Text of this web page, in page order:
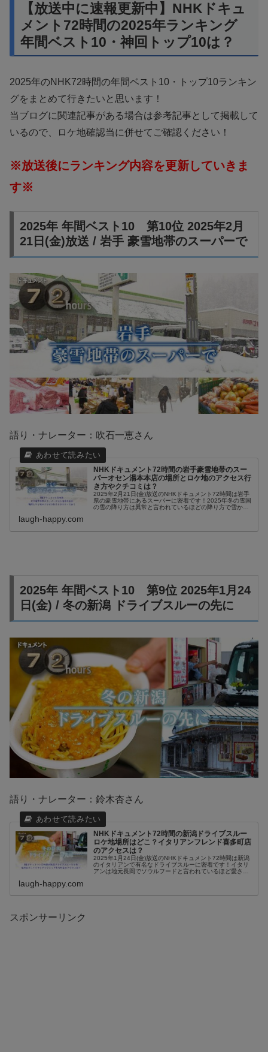
【放送中に速報更新中】NHKドキュ
メント72時間の2025年ランキング
年間ベスト10・神回トップ10は？
2025年のNHK72時間の年間ベスト10・トップ10ランキン
グをまとめて行きたいと思います！
当ブログに関連記事がある場合は参考記事として掲載して
いるので、ロケ地確認当に併せてご確認ください！
※放送後にランキング内容を更新していきま
す※
2025年 年間ベスト10 第10位 2025年2月
21日(金)放送 / 岩手 豪雪地帯のスーパーで
語り・ナレーター：吹石一恵さん
NHKドキュメント72時間の岩手豪雪地帯のスー
パーオセン湯本本店の場所とロケ地のアクセス行
き方やクチコミは？
2025年2月21日(金)放送のNHKドキュメント72時間は岩手
県の豪雪地帯にあるスーパーに密着です！2025年冬の雪国
の雪の降り方は異常と言われているほどの降り方で雪かき
laugh-happy.com
2025年 年間ベスト10 第9位 2025年1月24
日(金) / 冬の新潟 ドライブスルーの先に
語り・ナレーター：鈴木杏さん
NHKドキュメント72時間の新潟ドライブスルー
ロケ地場所はどこ？イタリアンフレンド喜多町店
のアクセスは？
2025年1月24日(金)放送のNHKドキュメント72時間は新潟
のイタリアンで有名なドライブスルーに密着です！イタリ
アンは地元長岡でソウルフードと言われているほど愛され
laugh-happy.com
スポンサーリンク